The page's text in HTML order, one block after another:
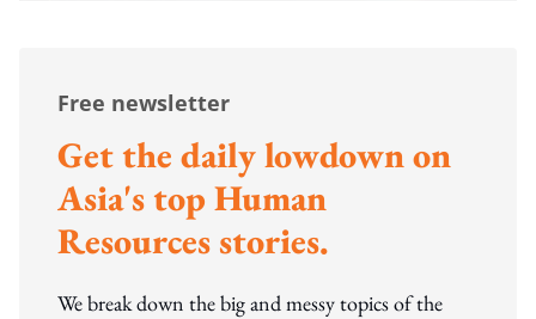
Free newsletter
Get the daily lowdown on
Asia's top Human
Resources stories.
We break down the big and messy topics of the